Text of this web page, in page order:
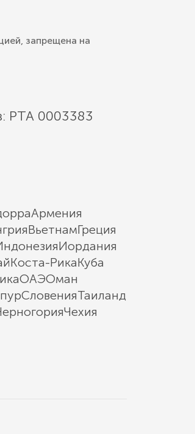
запрещена на
РТА 0003383
Армения
ВьетнамГреция
Иордания
Коста-РикаКуба
ОАЭОман
СловенияТаиланд
Чехия